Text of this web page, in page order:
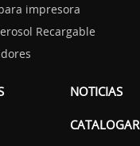
impresora
Recargable
NOTICIAS
CATALOGAR